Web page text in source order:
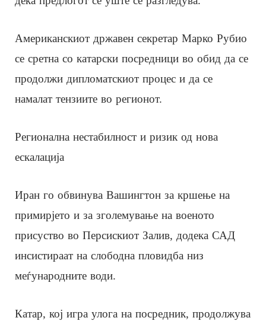
Американскиот државен секретар Марко Рубио
се сретна со катарски посредници во обид да се
продолжи дипломатскиот процес и да се
намалат тензиите во регионот.
Регионална нестабилност и ризик од нова
ескалација
Иран го обвинува Вашингтон за кршење на
примирјето и за зголемување на военото
присуство во Персискиот Залив, додека САД
инсистираат на слободна пловидба низ
меѓународните води.
Катар, кој игра улога на посредник, продолжува